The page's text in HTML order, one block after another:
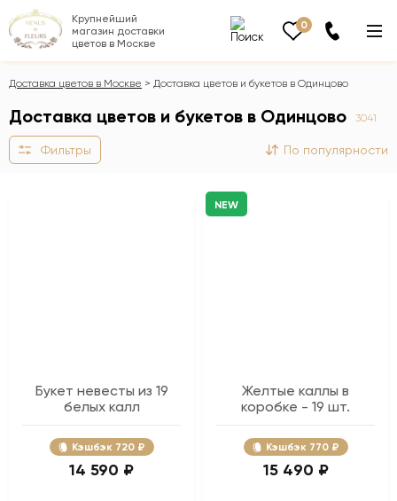
Крупнейший
магазин доставки
цветов в Москве
0
Доставка цветов в Москве Доставка цветов и букетов в Одинцово
Доставка цветов и букетов в Одинцово 3041
Фильтры По популярности
Букет невесты из 19
белых калл
Кэшбэк 720 ₽
14 590 ₽
NEW
Желтые каллы в
коробке - 19 шт.
Кэшбэк 770 ₽
15 490 ₽